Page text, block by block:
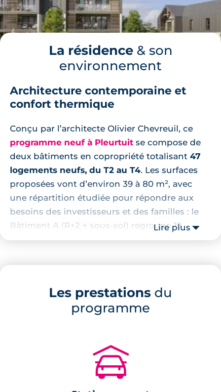
La résidence& son
environnement
Architecture contemporaine et
confort thermique
Conçu par l’architecte Olivier Chevreuil, ce
programme neuf à Pleurtuit se compose de
deux bâtiments en copropriété totalisant 47
logements neufs, du T2 au T4. Les surfaces
proposées vont d’environ 39 à 80 m², avec
une répartition étudiée pour répondre aux
besoins des investisseurs et des familles : le
Bâtiment A (R+2 + sous‑sol) regroupe 19
logements (12 T2, 6 T3, 1 T4) tandis que le
la tranche 2, les autres lots étant prévus dans
Les agencements privilégient a clarté et
l’optimisation des espaces
plus, sol PVC dans certains T2, carrelage dans
les sanitaires et faïence toute hauteur autour
des baignoires. Les volets roulants sont
Lire plus
Les prestations du
programme
🚗